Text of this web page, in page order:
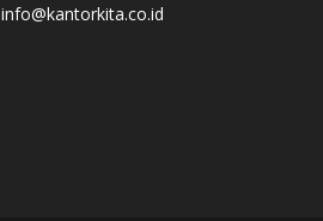
info@kantorkita.co.id